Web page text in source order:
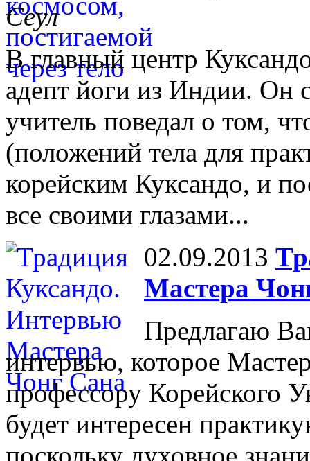
Сеул
В главный центр
адепт йоги из Индии. Он
учитель поведал о том,
(положений тела для
корейским Куксандо, и
все своими глазами...
02.09.2013
Мастера
Предлагаю
интервью, которое
профессору Корейского
будет интересен
поскольку духовное